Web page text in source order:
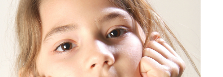
Stop Maltraitance - Stop Conflit
0 800 05 1234
Allo Parents Bébé
0 800 00 3456